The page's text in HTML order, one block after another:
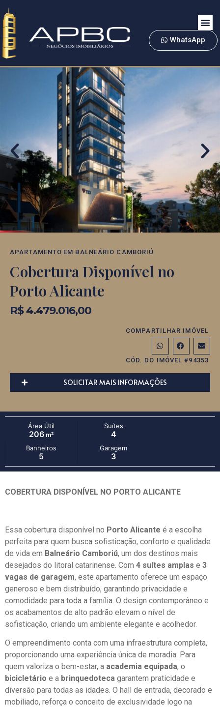
WhatsApp
APARTAMENTO EM BALNEÁRIO CAMBORIÚ
Cobertura Disponível no
Porto Alicante
R$ 4.479.016,00
COMPARTILHAR IMÓVEL
CÓD. DO IMÓVEL #94353
SOLICITAR MAIS INFORMAÇÕES
Área Útil
206m²
Suítes
4
Banheiros
5
Garagem
3
COBERTURA DISPONÍVEL NO PORTO ALICANTE
Essa cobertura disponível no Porto Alicante é a escolha
perfeita para quem busca sofisticação, conforto e qualidade
de vida em Balneário Camboriú, um dos destinos mais
desejados do litoral catarinense. Com 4 suítes amplas e 3
vagas de garagem, este apartamento oferece um espaço
generoso e bem distribuído, garantindo privacidade e
comodidade para toda a família. O design contemporâneo e
os acabamentos de alto padrão elevam o nível de
sofisticação, criando um ambiente elegante e acolhedor.
O empreendimento conta com uma infraestrutura completa,
proporcionando uma experiência única de moradia. Para
quem valoriza o bem-estar, a academia equipada, o
bicicletário e a brinquedoteca garantem praticidade e
diversão para todas as idades. O hall de entrada, decorado e
mobiliado, reforça o conceito de exclusividade logo na